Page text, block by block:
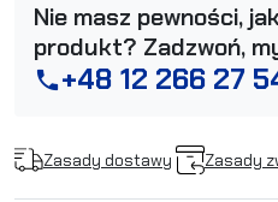
Nie masz pewności,
produkt? Zadzwoń,
phone+48 12 266 27
Zasady dostawy Zasady